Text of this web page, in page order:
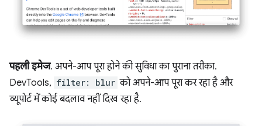
पहली इमेज. अपने-आप पूरा होने की सुविधा का पुराना तरीका.
DevTools, filter: blur को अपने-आप पूरा कर रहा है और
व्यूपोर्ट में कोई बदलाव नहीं दिख रहा है.